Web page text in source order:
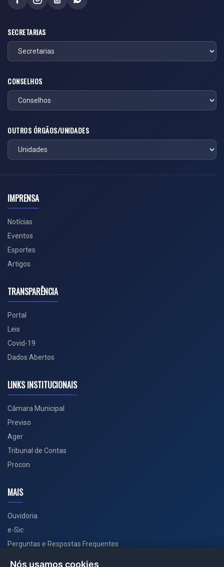
SECRETARIAS
CONSELHOS
OUTROS ÓRGÃOS/UNIDADES
IMPRENSA
Notícias
Eventos
Esportes
Artigos
TRANSPARÊNCIA
Portal
Leis
Covid-19
Dados Abertos
LINKS INSTITUCIONAIS
Câmara Municipal
Previso
Ager
Tribunal de Contas
Procon
MAIS
Ouvidoria
e-Sic
Perguntas e Respostas Frequentes
Nós usamos cookies